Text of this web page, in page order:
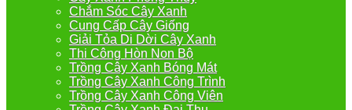
Chắm Sóc Cây Xanh
Cung Cấp Cây Giống
Giải Tỏa Di Dời Cây Xanh
Thi Công Hòn Non Bộ
Trồng Cây Xanh Bóng Mát
Trồng Cây Xanh Công Trình
Trồng Cây Xanh Công Viên